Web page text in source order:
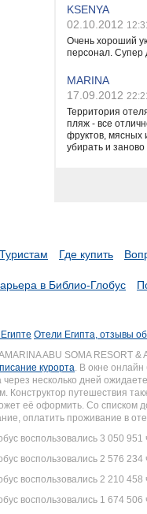
KSENYA
02.10.2012
Очень хороший
персонал. Супер
MARINA
17.09.2012
Территория
пляж - все
фруктов, мясных
убирать и
Туристам Где купить
в Библио-Глобус
Отели Египта, отзывы
ABU SOMA
курорта. В окне онлайн
несколько дней
Конструктор путешествия
её оформить. Со
оплатить проживание в
воспользовались 3 050 951
воспользовались 2 576 234
воспользовались 2 210 458
воспользовались 1 674 506